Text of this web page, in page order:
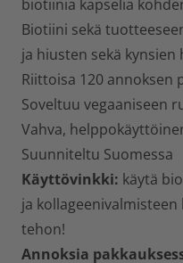
biotiinia kapselia
Biotiini sekä
ja hiusten sekä kynsien
Riittoisa 120 annoksen
Soveltuu vegaaniseen
Vahva,
Suunniteltu Suomessa
Käyttövinkki: käytä
ja
tehon!
Annoksia